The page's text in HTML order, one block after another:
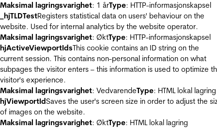
Maksimal lagringsvarighet: 1 årType: HTTP-informasjonskapsel
_hjTLDTestRegisters statistical data on users' behaviour on the
website. Used for internal analytics by the website operator.
Maksimal lagringsvarighet: ØktType: HTTP-informasjonskapsel
hjActiveViewportIdsThis cookie contains an ID string on the
current session. This contains non-personal information on what
subpages the visitor enters – this information is used to optimize
visitor's experience.
Maksimal lagringsvarighet: VedvarendeType: HTML lokal lagring
hjViewportIdSaves the user's screen size in order to adjust the
of images on the website.
Maksimal lagringsvarighet: ØktType: HTML lokal lagring